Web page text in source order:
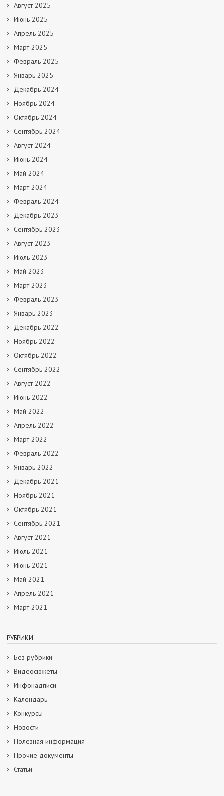
Август 2025
Июнь 2025
Апрель 2025
Март 2025
Февраль 2025
Январь 2025
Декабрь 2024
Ноябрь 2024
Октябрь 2024
Сентябрь 2024
Август 2024
Июнь 2024
Май 2024
Март 2024
Февраль 2024
Декабрь 2023
Сентябрь 2023
Август 2023
Июль 2023
Май 2023
Март 2023
Февраль 2023
Январь 2023
Декабрь 2022
Ноябрь 2022
Октябрь 2022
Сентябрь 2022
Август 2022
Июнь 2022
Май 2022
Апрель 2022
Март 2022
Февраль 2022
Январь 2022
Декабрь 2021
Ноябрь 2021
Октябрь 2021
Сентябрь 2021
Август 2021
Июль 2021
Июнь 2021
Май 2021
Апрель 2021
Март 2021
РУБРИКИ
Без рубрики
Видеосюжеты
Инфонадписи
Календарь
Конкурсы
Новости
Полезная информация
Прочие документы
Статьи